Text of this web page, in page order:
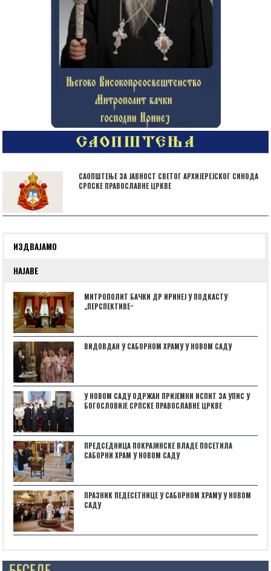
САОПШТЕЊЕ ЗА ЈАВНОСТ СВЕТОГ АРХИЈЕРЕЈСКОГ СИНОДА
СРПСКЕ ПРАВОСЛАВНЕ ЦРКВЕ
ИЗДВАЈАМО
НАЈАВЕ
МИТРОПОЛИТ БАЧКИ ДР ИРИНЕЈ У ПОДКАСТУ
„ПЕРСПЕКТИВЕˮ
ВИДОВДАН У САБОРНОМ ХРАМУ У НОВОМ САДУ
У НОВОМ САДУ ОДРЖАН ПРИЈЕМНИ ИСПИТ ЗА УПИС У
БОГОСЛОВИЈЕ СРПСКЕ ПРАВОСЛАВНЕ ЦРКВЕ
ПРЕДСЕДНИЦА ПОКРАЈИНСКЕ ВЛАДЕ ПОСЕТИЛА
САБОРНИ ХРАМ У НОВОМ САДУ
ПРАЗНИК ПЕДЕСЕТНИЦЕ У САБОРНОМ ХРАМУ У НОВОМ
САДУ
Posts not found